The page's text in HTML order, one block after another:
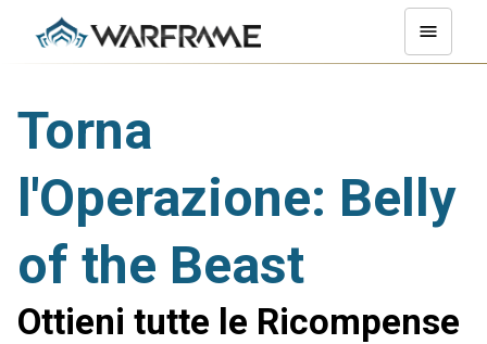
Torna
l'Operazione: Belly
of the Beast
Ottieni tutte le Ricompense